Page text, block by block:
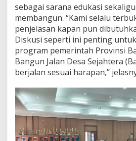
sebagai sarana edukasi
membangun. “Kami selalu
penjelasan kapan pun
Diskusi seperti ini penting
program pemerintah Provinsi
Bangun Jalan Desa Sejahtera
berjalan sesuai harapan,”